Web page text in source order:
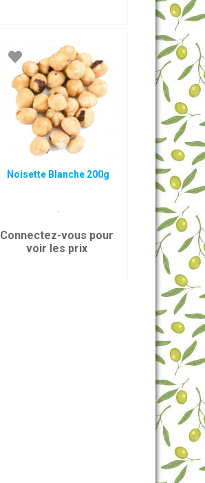
Noisette Blanche 200g
.
Connectez-vous pour
voir les prix